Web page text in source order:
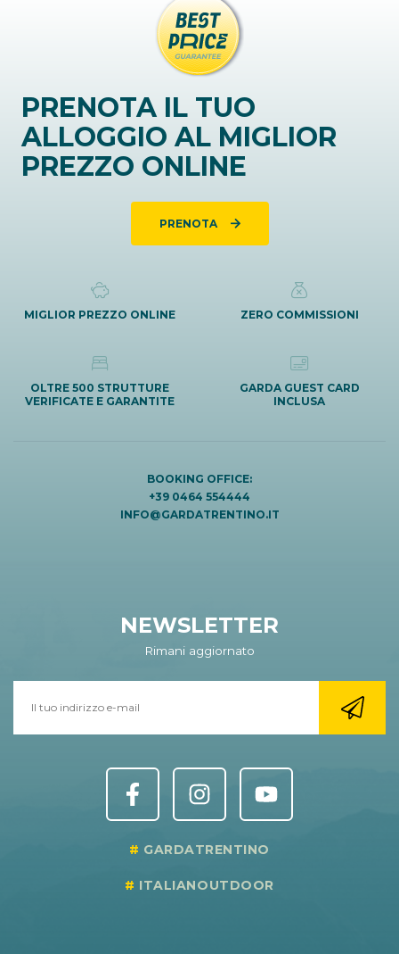
PRENOTA IL TUO
ALLOGGIO AL MIGLIOR
PREZZO ONLINE
PRENOTA
MIGLIOR PREZZO ONLINE ZERO COMMISSIONI
OLTRE 500 STRUTTURE
VERIFICATE E GARANTITE
GARDA GUEST CARD
INCLUSA
BOOKING OFFICE:
+39 0464 554444
INFO@GARDATRENTINO.IT
NEWSLETTER
Rimani aggiornato
GARDATRENTINO
ITALIANOUTDOOR